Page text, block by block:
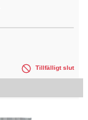
Tillfälligt slut